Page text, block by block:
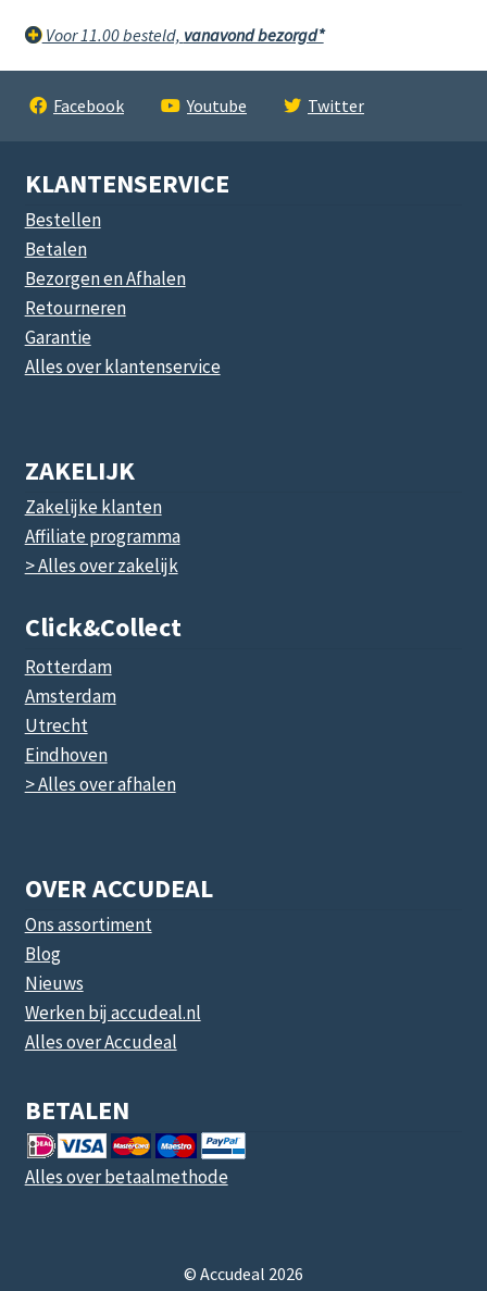
Voor 11.00 besteld, vanavond bezorgd*
Facebook Youtube Twitter
KLANTENSERVICE
Bestellen
Betalen
Bezorgen en Afhalen
Retourneren
Garantie
Alles over klantenservice
ZAKELIJK
Zakelijke klanten
Affiliate programma
> Alles over zakelijk
Click&collect
Rotterdam
Amsterdam
Utrecht
Eindhoven
> Alles over afhalen
OVER ACCUDEAL
Ons assortiment
Blog
Nieuws
Werken bij accudeal.nl
Alles over Accudeal
BETALEN
Alles over betaalmethode
© Accudeal 2026